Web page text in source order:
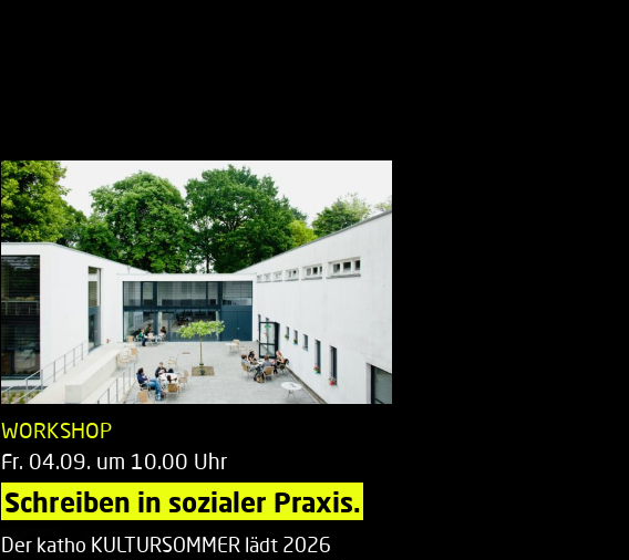
WORKSHOP
Fr. 04.09. um 10.00 Uhr
Schreiben in sozialer Praxis.
Der katho KULTURSOMMER lädt 2026